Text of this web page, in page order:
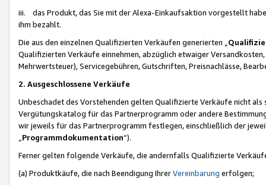
iii. das Produkt, das Sie mit der Alexa-Einkaufsaktion vorgestellt
ihm bezahlt.
Die aus den einzelnen Qualifizierten Verkäufen generierten „
Qualifizierten Verkäufe einnehmen, abzüglich etwaiger
Mehrwertsteuer), Servicegebühren, Gutschriften, Preisnachlässe,
2. Ausgeschlossene Verkäufe
Unbeschadet des Vorstehenden gelten Qualifizierte Verkäufe nicht
Vergütungskatalog für das Partnerprogramm oder andere
wir jeweils für das Partnerprogramm festlegen, einschließlich der
Programmdokumentation“).
Ferner gelten folgende Verkäufe, die andernfalls Qualifizierte
(a) Produktkäufe, die nach Beendigung IhrerVereinbarung erfolgen;